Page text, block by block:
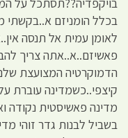
בכלל הומניזם א..בקשתי
לאומן עמית אל תנסה
פאשיזם..א..אתה צריך
הדמוקרטיה המצועצת
קיצפי..כשמדינה עוברת
מדינה פאשיסטית נקודה
בשביל לבנות גדר זוהי